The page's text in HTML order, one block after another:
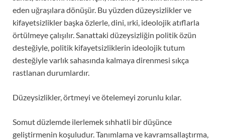
eden uğraşılara dönüşür. Bu yüzden düzeysizlikler ve
kifayetsizlikler başka özlerle, dini, ırki, ideolojik atıflarla
örtülmeye çalışılır. Sanattaki düzeysizliğin politik özün
desteğiyle, politik kifayetsizliklerin ideolojik tutum
desteğiyle varlık sahasında kalmaya direnmesi sıkça
rastlanan durumlardır.
Düzeysizlikler, örtmeyi ve ötelemeyi zorunlu kılar.
Somut düzlemde ilerlemek sıhhatli bir düşünce
geliştirmenin koşuludur. Tanımlama ve kavramsallaştırma,